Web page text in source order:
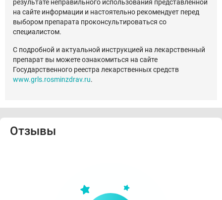
результате неправильного использования представленной
на сайте информации и настоятельно рекомендует перед
выбором препарата проконсультироваться со
специалистом.
С подробной и актуальной инструкцией на лекарственный
препарат вы можете ознакомиться на сайте
Государственного реестра лекарственных средств
www.grls.rosminzdrav.ru.
Отзывы